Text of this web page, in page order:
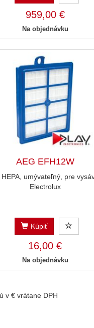
959,00 €
Na objednávku
AEG EFH12W
umývateľný, pre
Electrolux
Kúpiť
16,00 €
Na objednávku
v € vrátane DPH